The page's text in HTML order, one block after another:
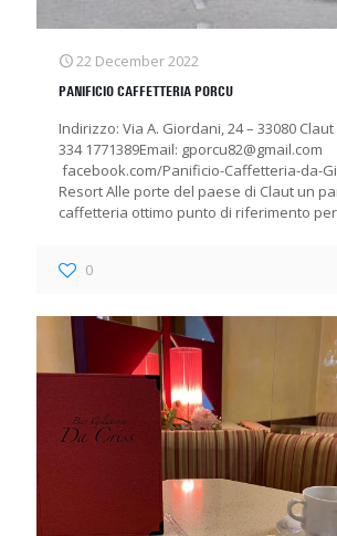
22 December 2022
PANIFICIO CAFFETTERIA PORCU
Indirizzo: Via A. Giordani, 24 – 33080 Claut
334 1771389Email: gporcu82@gmail.com
facebook.com/Panificio-Caffetteria-da-
Resort Alle porte del paese di Claut un
caffetteria ottimo punto di riferimento
0